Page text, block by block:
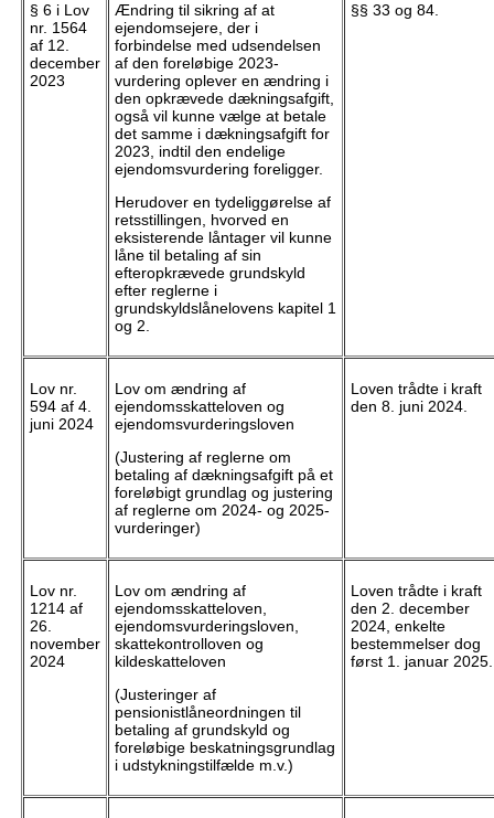
§ 6 i Lov
nr. 1564
af 12.
december
2023
Ændring til sikring af at
ejendomsejere, der i
forbindelse med udsendelsen
af den foreløbige 2023-
vurdering oplever en ændring i
den opkrævede dækningsafgift,
også vil kunne vælge at betale
det samme i dækningsafgift for
2023, indtil den endelige
ejendomsvurdering foreligger.
Herudover en tydeliggørelse af
retsstillingen, hvorved en
eksisterende låntager vil kunne
låne til betaling af sin
efteropkrævede grundskyld
efter reglerne i
grundskyldslånelovens kapitel 1
og 2.
§§ 33 og 84.
Lov nr.
594 af 4.
juni 2024
Lov om ændring af
ejendomsskatteloven og
ejendomsvurderingsloven
(Justering af reglerne om
betaling af dækningsafgift på et
foreløbigt grundlag og justering
af reglerne om 2024- og 2025-
vurderinger)
Loven trådte i kraft
den 8. juni 2024.
Lov nr.
1214 af
26.
november
2024
Lov om ændring af
ejendomsskatteloven,
ejendomsvurderingsloven,
skattekontrolloven og
kildeskatteloven
(Justeringer af
pensionistlåneordningen til
betaling af grundskyld og
foreløbige beskatningsgrundlag
i udstykningstilfælde m.v.)
Loven trådte i kraft
den 2. december
2024, enkelte
bestemmelser dog
først 1. januar 2025.